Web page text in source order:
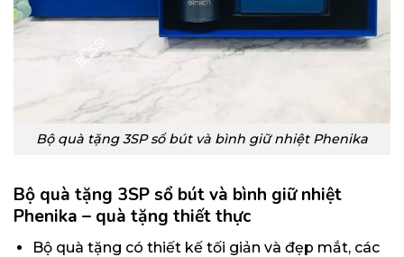
Bộ quà tặng 3SP sổ bút và bình giữ nhiệt Phenika
Bộ quà tặng 3SP sổ bút và bình giữ nhiệt
Phenika – quà tặng thiết thực
Bộ quà tặng có thiết kế tối giản và đẹp mắt, các